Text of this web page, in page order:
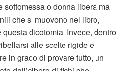
sottomessa o donna libera ma
che si muovono nel libro,
dicotomia. Invece, dentro
alle scelte rigide e
in grado di provare tutto, un